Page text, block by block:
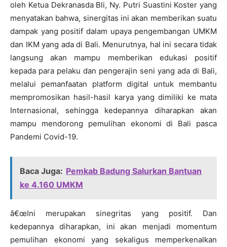
oleh Ketua Dekranasda Bli, Ny. Putri Suastini Koster yang
menyatakan bahwa, sinergitas ini akan memberikan suatu
dampak yang positif dalam upaya pengembangan UMKM
dan IKM yang ada di Bali. Menurutnya, hal ini secara tidak
langsung akan mampu memberikan edukasi positif
kepada para pelaku dan pengerajin seni yang ada di Bali,
melalui pemanfaatan platform digital untuk membantu
mempromosikan hasil-hasil karya yang dimiliki ke mata
Internasional, sehingga kedepannya diharapkan akan
mampu mendorong pemulihan ekonomi di Bali pasca
Pandemi Covid-19.
Baca Juga: Pemkab Badung Salurkan Bantuan
ke 4.160 UMKM
â€œIni merupakan sinegritas yang positif. Dan
kedepannya diharapkan, ini akan menjadi momentum
pemulihan ekonomi yang sekaligus memperkenalkan